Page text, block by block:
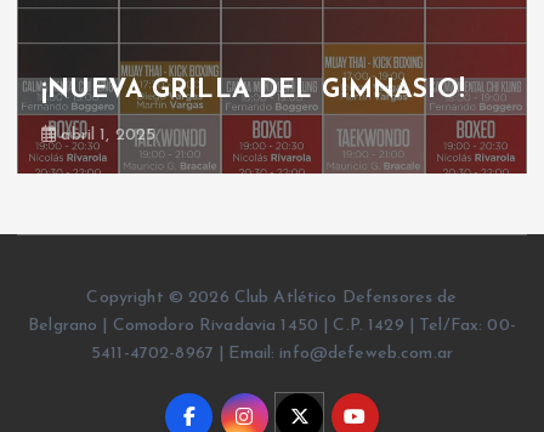
¡NUEVA GRILLA DEL GIMNASIO!
abril 1, 2025
Copyright © 2026 Club Atlético Defensores de
Belgrano | Comodoro Rivadavia 1450 | C.P. 1429 | Tel/Fax: 00-
5411-4702-8967 | Email: info@defeweb.com.ar